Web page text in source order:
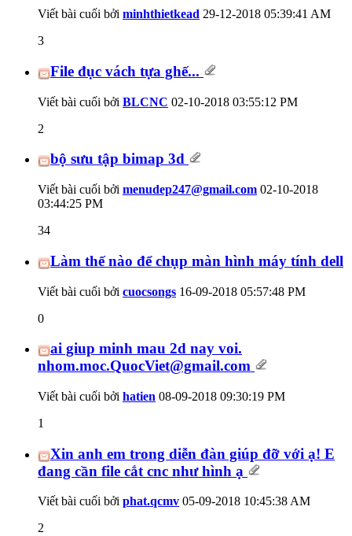
Viết bài cuối bởi minhthietkead 29-12-2018 05:39:41 AM
3
File đục vách tựa ghế...
Viết bài cuối bởi BLCNC 02-10-2018 03:55:12 PM
2
bộ sưu tập bimap 3d
Viết bài cuối bởi menudep247@gmail.com 02-10-2018
03:44:25 PM
34
Làm thế nào để chụp màn hình máy tính dell
Viết bài cuối bởi cuocsongs 16-09-2018 05:57:48 PM
0
ai giup minh mau 2d nay voi.
nhom.moc.QuocViet@gmail.com
Viết bài cuối bởi hatien 08-09-2018 09:30:19 PM
1
Xin anh em trong diễn đàn giúp đỡ với ạ! E
đang cần file cắt cnc như hình ạ
Viết bài cuối bởi phat.qcmv 05-09-2018 10:45:38 AM
2